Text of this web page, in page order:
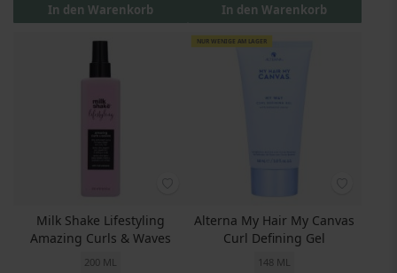
In den Warenkorb In den Warenkorb
Milk Shake Lifestyling
Amazing Curls & Waves
200 ML
NUR WENIGE AM LAGER
Alterna My Hair My Canvas
Curl Defining Gel
148 ML